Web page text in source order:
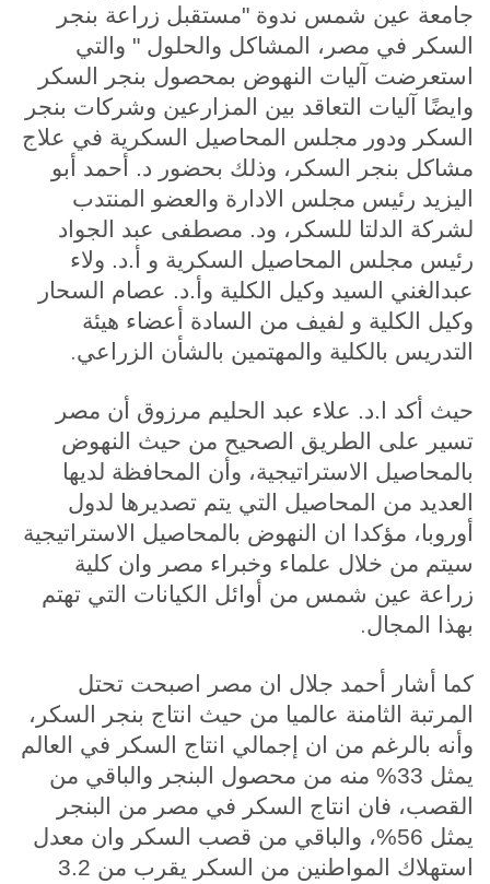
سجل الان
جامعة عين شمس ندوة "مستقبل زراعة بنجر
السكر في مصر، المشاكل والحلول " والتي
استعرضت آليات النهوض بمحصول بنجر السكر
وايضًا آليات التعاقد بين المزارعين وشركات بنجر
السكر ودور مجلس المحاصيل السكرية في علاج
مشاكل بنجر السكر، وذلك بحضور د. أحمد أبو
اليزيد رئيس مجلس الادارة والعضو المنتدب
لشركة الدلتا للسكر، ود. مصطفى عبد الجواد
رئيس مجلس المحاصيل السكرية و أ.د. ولاء
عبدالغني السيد وكيل الكلية وأ.د. عصام السحار
وكيل الكلية و لفيف من السادة أعضاء هيئة
التدريس بالكلية والمهتمين بالشأن الزراعي.
حيث أكد ا.د. علاء عبد الحليم مرزوق أن مصر
تسير على الطريق الصحيح من حيث النهوض
بالمحاصيل الاستراتيجية، وأن المحافظة لديها
العديد من المحاصيل التي يتم تصديرها لدول
أوروبا، مؤكدا ان النهوض بالمحاصيل الاستراتيجية
سيتم من خلال علماء وخبراء مصر وان كلية
زراعة عين شمس من أوائل الكيانات التي تهتم
بهذا المجال.
كما أشار أحمد جلال ان مصر اصبحت تحتل
المرتبة الثامنة عالميا من حيث انتاج بنجر السكر،
ﻭأنه بالرغم من ان إجمالي انتاج السكر في العالم
يمثل 33% منه من محصول البنجر والباقي من
القصب، فان انتاج السكر في مصر من البنجر
يمثل 56%، والباقي من قصب السكر وان معدل
استهلاك المواطنين من السكر يقرب من 3.2